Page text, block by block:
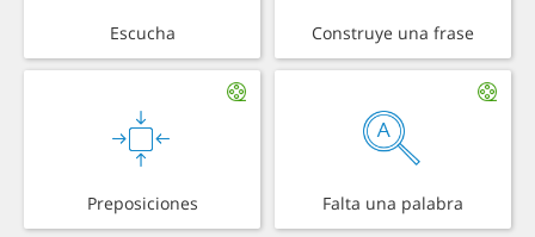
Escucha Construye una frase
Preposiciones Falta una palabra